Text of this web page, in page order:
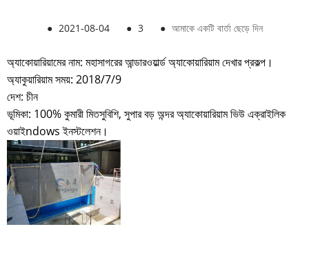
● 2021-08-04 ● 3 ● আমাকে একটি বার্তা ছেড়ে দিন
অ্যাকোয়ারিয়ামের নাম: মহাসাগরের আন্ডারওয়ার্ল্ড অ্যাকোয়ারিয়াম দেখার প্রকল্প।
অ্যাকুয়ারিয়াম সময়: 2018/7/9
দেশ: চীন
ভূমিকা: 100% কুমারী মিতসুবিশি, সুপার বড় অন্দর অ্যাকোয়ারিয়াম ভিউ এক্রাইলিক
ওয়াইndows ইনস্টলেশন।